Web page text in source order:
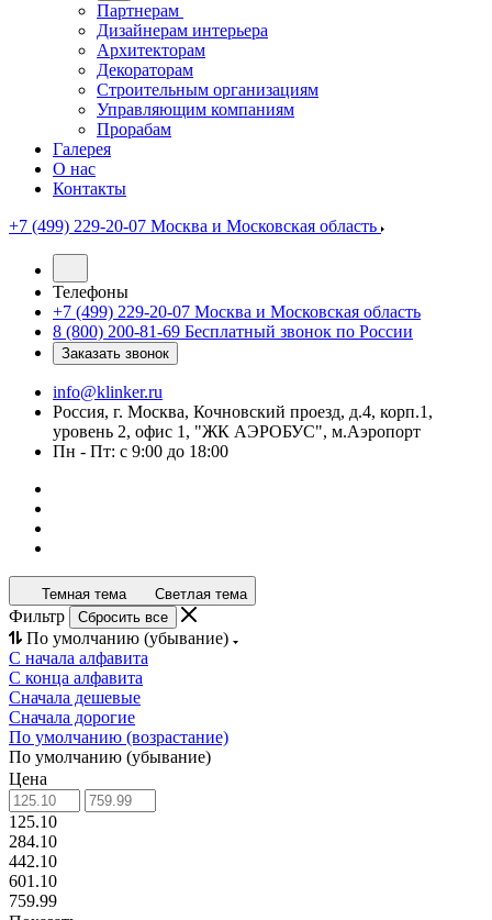
Партнерам
Дизайнерам интерьера
Архитекторам
Декораторам
Строительным организациям
Управляющим компаниям
Прорабам
Галерея
О нас
Контакты
+7 (499) 229-20-07 Москва и Московская область
Телефоны
+7 (499) 229-20-07 Москва и Московская область
8 (800) 200-81-69 Бесплатный звонок по России
Заказать звонок
info@klinker.ru
Россия, г. Москва, Кочновский проезд, д.4, корп.1,
уровень 2, офис 1, "ЖК АЭРОБУС", м.Аэропорт
Пн - Пт: с 9:00 до 18:00
Темная тема Светлая тема
Фильтр Сбросить все
По умолчанию (убывание)
С начала алфавита
С конца алфавита
Сначала дешевые
Сначала дорогие
По умолчанию (возрастание)
По умолчанию (убывание)
Цена
125.10
284.10
442.10
601.10
759.99